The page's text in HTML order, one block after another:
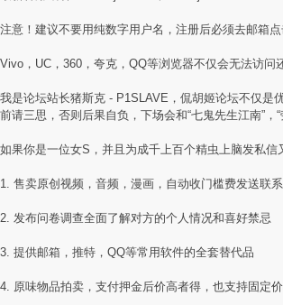
注意！建议不要用纯数字用户名，注册后必须去邮箱
Vivo，UC，360，夸克，QQ等浏览器不仅会无法访
我是论坛站长猪斯克 - P1SLAVE，侃胡姬论坛不仅是
前请三思，否则后果自负，下场会和“七鬼先生江南”，
如果你是一位女S，并且为成千上百个精虫上脑发私
1. 售卖原创视频，音频，漫画，自动收门槛费发送联
2. 发布问卷调查全面了解对方的个人情况和喜好禁忌
3. 提供邮箱，推特，QQ等常用软件的全套替代品
4. 原味物品拍卖，支付押金后价高者得，也支持固定